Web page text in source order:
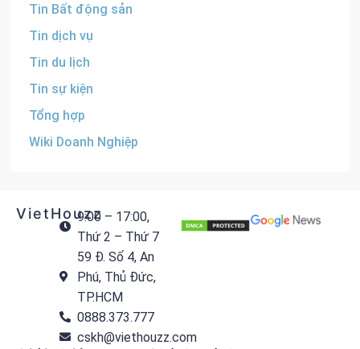
Tin Bất động sản
Tin dịch vụ
Tin du lịch
Tin sự kiện
Tổng hợp
Wiki Doanh Nghiệp
VietHouzz9:00 – 17:00,
Thứ 2 – Thứ 7
59 Đ. Số 4, An
Phú, Thủ Đức,
TP.HCM
0888.373.777
cskh@viethouzz.com